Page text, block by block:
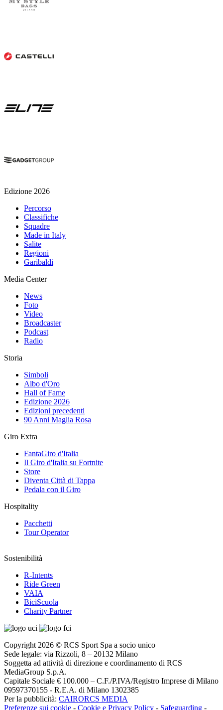
Edizione 2026
Percorso
Classifiche
Squadre
Made in Italy
Salite
Regioni
Garibaldi
Media Center
News
Foto
Video
Broadcaster
Podcast
Radio
Storia
Simboli
Albo d'Oro
Hall of Fame
Edizione 2026
Edizioni precedenti
90 Anni Maglia Rosa
Giro Extra
FantaGiro d'Italia
Il Giro d'Italia su Fortnite
Store
Diventa Città di Tappa
Pedala con il Giro
Hospitality
Pacchetti
Tour Operator
Sostenibilità
R-Intents
Ride Green
VAIA
BiciScuola
Charity Partner
Copyright 2026 © RCS Sport Spa a socio unico
Sede legale: via Rizzoli, 8 – 20132 Milano
Soggetta ad attività di direzione e coordinamento di RCS
MediaGroup S.p.A.
Capitale Sociale € 100.000 – C.F./P.IVA/Registro Imprese di Milano
09597370155 - R.E.A. di Milano 1302385
Per la pubblicità: CAIRORCS MEDIA
Preferenze sui cookie - Cookie e Privacy Policy - Safeguarding -